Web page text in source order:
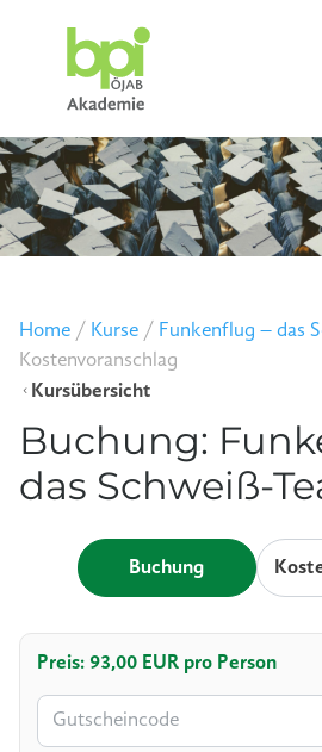
Home/ Kurse/ Funkenflug – das
Kostenvoranschlag
4 Kursübersicht
Buchung:
das Schweiß-
Buchung
Preis: 93,00 EUR pro Person